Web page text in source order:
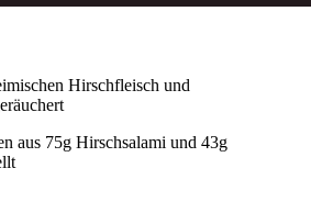
Hirschfleisch und
aus 75g Hirschsalami und 43g